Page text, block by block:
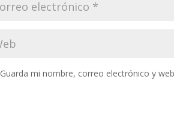
Guarda mi nombre, correo electrónico y